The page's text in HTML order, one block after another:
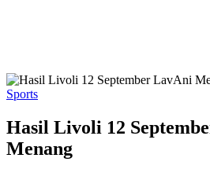
Sports
Hasil Livoli 12
Menang